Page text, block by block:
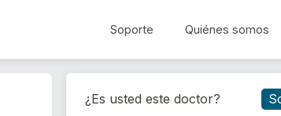
Soporte Quiénes somos
¿Es usted este doctor?